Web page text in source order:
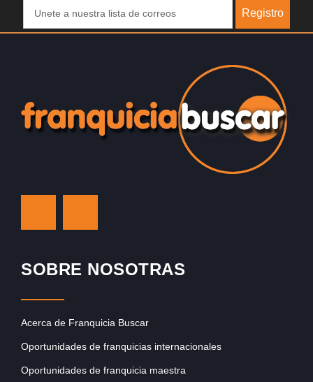
Registro
SOBRE NOSOTRAS
Acerca de Franquicia Buscar
Oportunidades de franquicias internacionales
Oportunidades de franquicia maestra